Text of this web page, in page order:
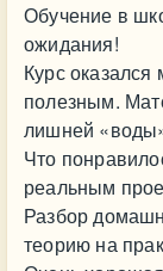
Обучение в
ожидания!
Курс
полезным.
лишней
Что
реальным
Разбор
теорию на